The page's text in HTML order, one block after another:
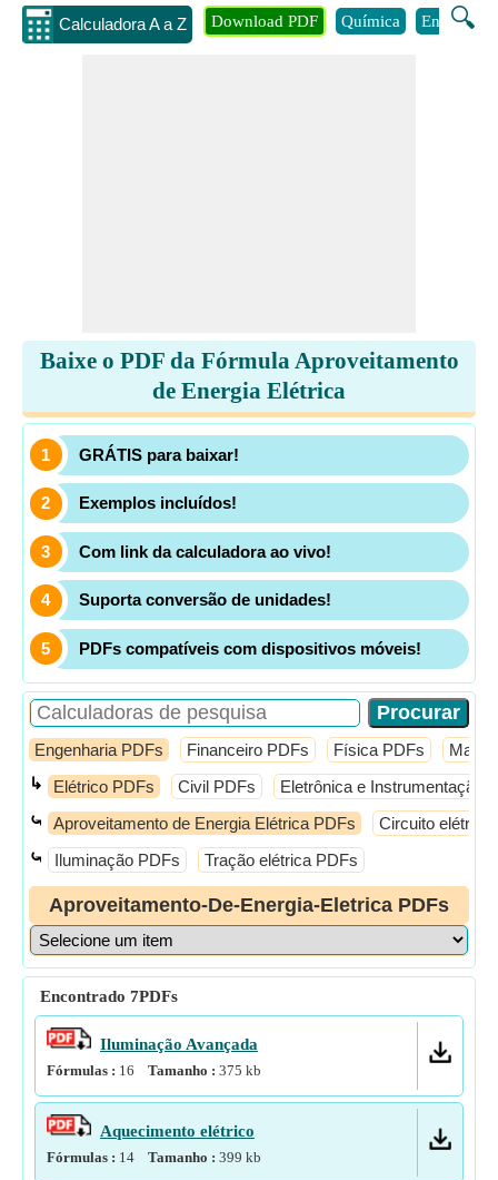
Calculadora A a Z 🔍
Download PDF Química
Baixe o PDF da Fórmula Aproveitamento
de Energia Elétrica
GRÁTIS para baixar!
Exemplos incluídos!
Com link da calculadora ao vivo!
Suporta conversão de unidades!
PDFs compatíveis com dispositivos móveis!
Engenharia PDFs Financeiro PDFs Física PDFs
↳ Elétrico PDFs Civil PDFs Eletrônica e Instrumentação
⤿ Aproveitamento de Energia Elétrica PDFs Circuito elétrico
⤿ Iluminação PDFs Tração elétrica PDFs
Aproveitamento-De-Energia-Eletrica PDFs
Encontrado 7PDFs
Iluminação Avançada
Fórmulas : 16 Tamanho : 375 kb
Aquecimento elétrico
Fórmulas : 14 Tamanho : 399 kb